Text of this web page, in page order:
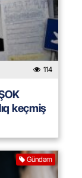
114
keçmiş
Gündəm